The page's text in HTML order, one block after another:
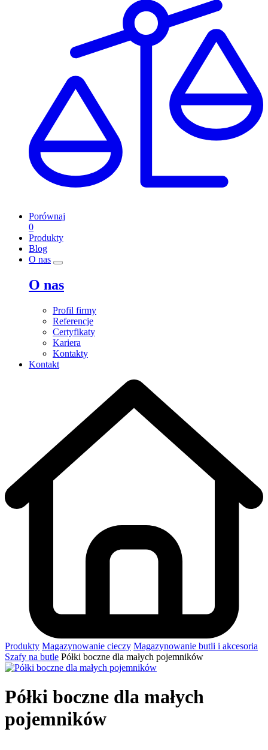
Porównaj
0
Produkty
Blog
O nas
O nas
Profil firmy
Referencje
Certyfikaty
Kariera
Kontakty
Kontakt
Produkty Magazynowanie cieczy Magazynowanie butli i akcesoria
Szafy na butle Półki boczne dla małych pojemników
Półki boczne dla małych
pojemników